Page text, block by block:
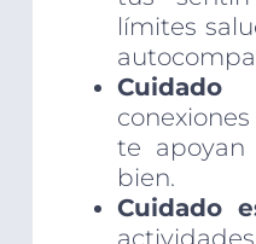
límites
Cuidado
te
bien.
Cuidado